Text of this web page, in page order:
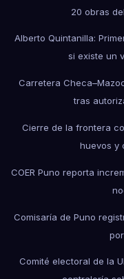
20 obras
Alberto Quintanilla:
si existe un
Carretera
tras
Cierre de la frontera
huevos y
COER Puno reporta
Comisaría de Puno
Comité electoral de la